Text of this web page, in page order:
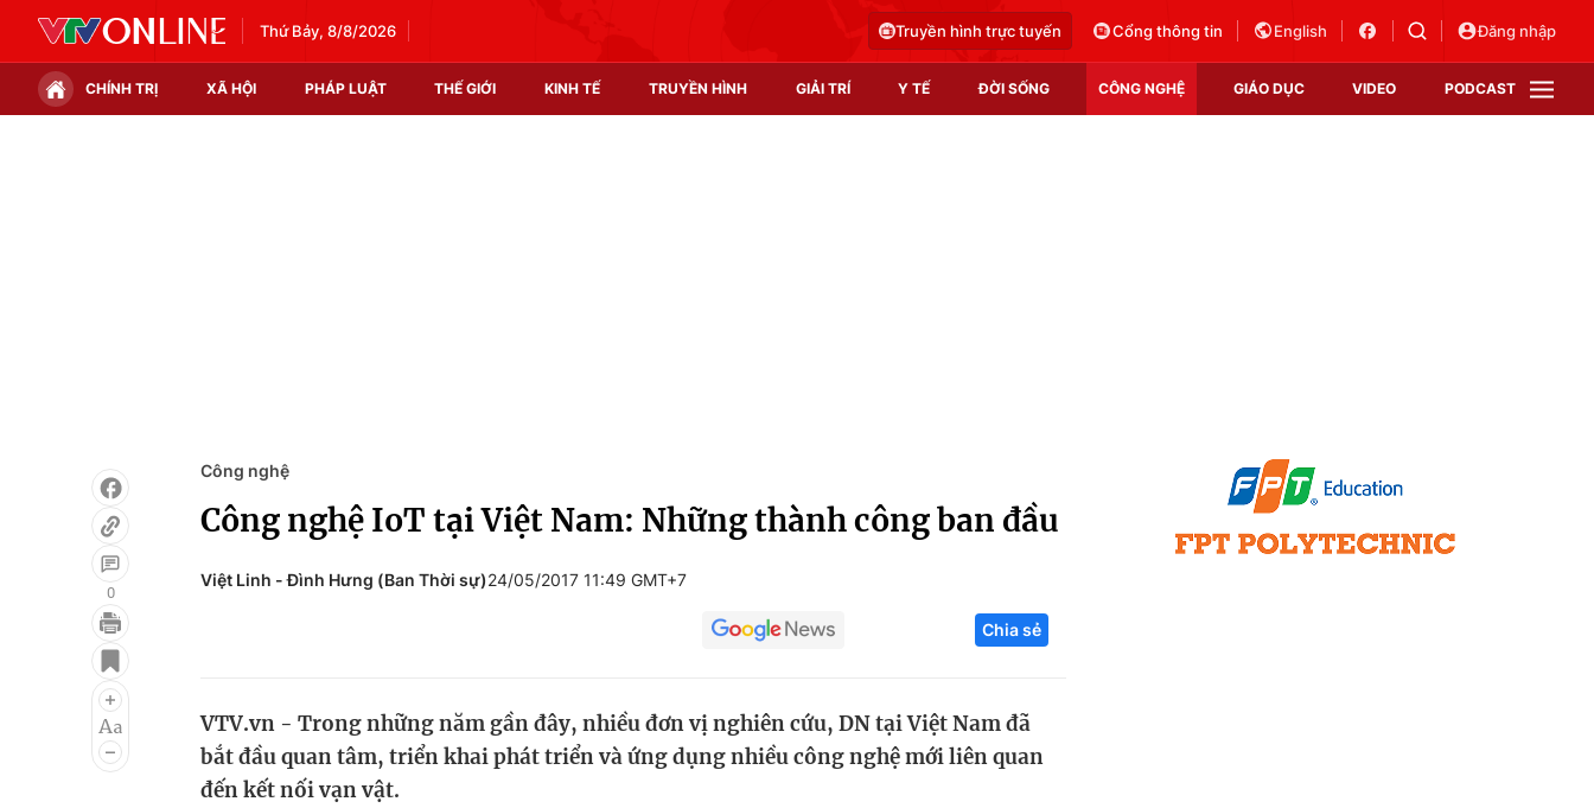
Thứ Bảy, 8/8/2026 Truyền hình trực tuyến Cổng thông tin English Đăng nhập
CHÍNH TRỊ XÃ HỘI PHÁP LUẬT THẾ GIỚI KINH TẾ TRUYỀN HÌNH GIẢI TRÍ Y TẾ ĐỜI SỐNG CÔNG NGHỆ GIÁO DỤC VIDEO PODCAST
Infographic
Điện ảnh
Âm nhạc
Làm đẹp
Chất lượng cuộc sống
Học trực tuyến
Công nghệ
Sản phẩm
Giao lưu trực tuyến
0
Công nghệ
Công nghệ IoT tại Việt Nam: Những thành công ban đầu
Việt Linh - Đình Hưng (Ban Thời sự)24/05/2017 11:49 GMT+7
Chia sẻ
VTV.vn - Trong những năm gần đây, nhiều đơn vị nghiên cứu, DN tại Việt Nam đã
bắt đầu quan tâm, triển khai phát triển và ứng dụng nhiều công nghệ mới liên quan
đến kết nối vạn vật.